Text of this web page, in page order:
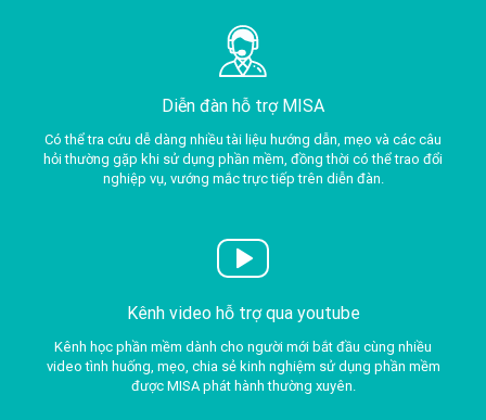
Diễn đàn hỗ trợ MISA
Có thể tra cứu dễ dàng nhiều tài liệu hướng dẫn, mẹo và các câu
hỏi thường gặp khi sử dụng phần mềm, đồng thời có thể trao đổi
nghiệp vụ, vướng mắc trực tiếp trên diễn đàn.
Kênh video hỗ trợ qua youtube
Kênh học phần mềm dành cho người mới bắt đầu cùng nhiều
video tình huống, mẹo, chia sẻ kinh nghiệm sử dụng phần mềm
được MISA phát hành thường xuyên.